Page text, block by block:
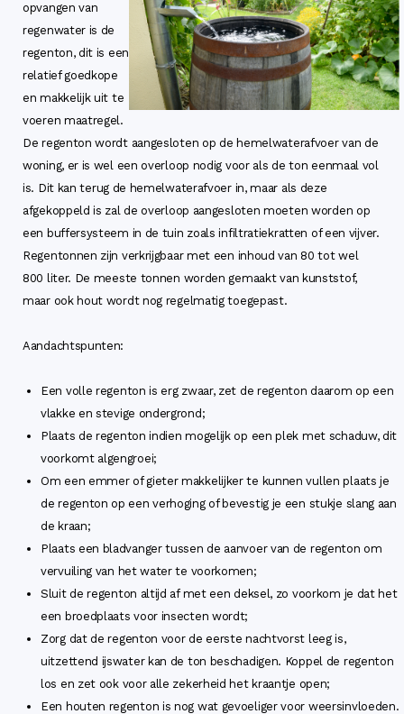
opvangen van
regenwater is de
regenton, dit is een
relatief goedkope
en makkelijk uit te
voeren maatregel.
De regenton wordt aangesloten op de hemelwaterafvoer van de
woning, er is wel een overloop nodig voor als de ton eenmaal vol
is. Dit kan terug de hemelwaterafvoer in, maar als deze
afgekoppeld is zal de overloop aangesloten moeten worden op
een buffersysteem in de tuin zoals infiltratiekratten of een vijver.
Regentonnen zijn verkrijgbaar met een inhoud van 80 tot wel
800 liter. De meeste tonnen worden gemaakt van kunststof,
maar ook hout wordt nog regelmatig toegepast.
Aandachtspunten:
Een volle regenton is erg zwaar, zet de regenton daarom op een
vlakke en stevige ondergrond;
Plaats de regenton indien mogelijk op een plek met schaduw, dit
voorkomt algengroei;
Om een emmer of gieter makkelijker te kunnen vullen plaats je
de regenton op een verhoging of bevestig je een stukje slang aan
de kraan;
Plaats een bladvanger tussen de aanvoer van de regenton om
vervuiling van het water te voorkomen;
Sluit de regenton altijd af met een deksel, zo voorkom je dat het
een broedplaats voor insecten wordt;
Zorg dat de regenton voor de eerste nachtvorst leeg is,
uitzettend ijswater kan de ton beschadigen. Koppel de regenton
los en zet ook voor alle zekerheid het kraantje open;
Een houten regenton is nog wat gevoeliger voor weersinvloeden.